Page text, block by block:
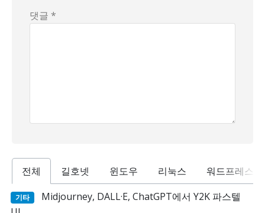
댓글 *
전체 길호넷 윈도우 리눅스 워드프레스
기타
Midjourney, DALL·E, ChatGPT에서 Y2K 파스텔